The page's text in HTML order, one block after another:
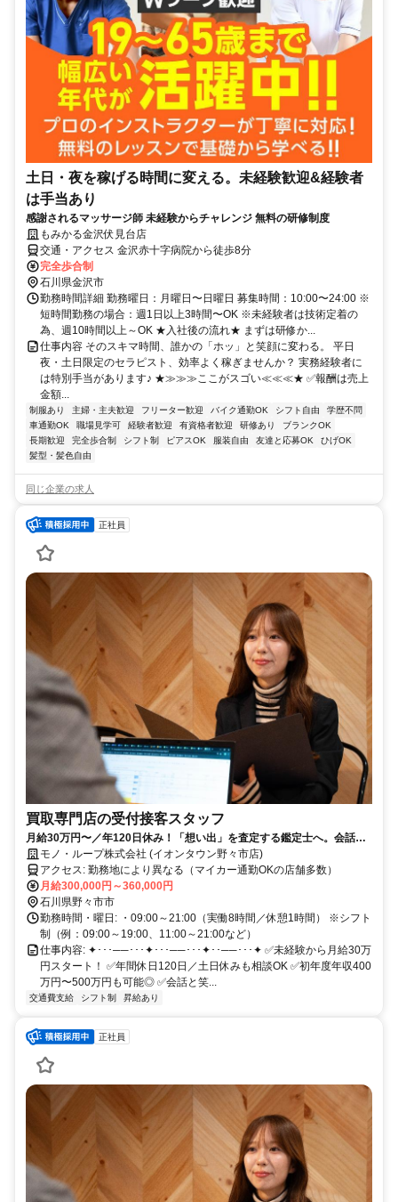
土日・夜を稼げる時間に変える。未経験歓迎&経験者
は手当あり
感謝されるマッサージ師 未経験からチャレンジ 無料の研修制度
もみかる金沢伏見台店
交通・アクセス 金沢赤十字病院から徒歩8分
完全歩合制
石川県金沢市
勤務時間詳細 勤務曜日：月曜日〜日曜日 募集時間：10:00〜24:00 ※
短時間勤務の場合：週1日以上3時間〜OK ※未経験者は技術定着の
為、週10時間以上～OK ★入社後の流れ★ まずは研修か...
仕事内容 そのスキマ時間、誰かの「ホッ」と笑顔に変わる。 平日
夜・土日限定のセラピスト、効率よく稼ぎませんか？ 実務経験者に
は特別手当があります♪ ★≫≫≫ここがスゴい≪≪≪★ ✅報酬は売上
金額...
制服あり 主婦・主夫歓迎 フリーター歓迎 バイク通勤OK シフト自由
学歴不問
車通勤OK
職場見学可 経験者歓迎 有資格者歓迎 研修あり
ブランクOK
長期歓迎
完全歩合制 シフト制 ピアスOK 服装自由 友達と応募OK
ひげOK
髪型・髪色自由
同じ企業の求人
正社員
買取専門店の受付接客スタッフ
月給30万円〜／年120日休み！「想い出」を査定する鑑定士へ。会話を
楽しみながら稼げる未経験歓迎の仕事
モノ・ループ株式会社 (イオンタウン野々市店)
アクセス: 勤務地により異なる（マイカー通勤OKの店舗多数）
月給300,000円～360,000円
石川県野々市市
勤務時間・曜日: ・09:00～21:00（実働8時間／休憩1時間） ※シフト
制（例：09:00～19:00、11:00～21:00など）
仕事内容: ✦･･･──･･･✦･･･──･･･✦･･──･･･✦ ✅未経験から月給30万
円スタート！ ✅年間休日120日／土日休みも相談OK ✅初年度年収400
万円〜500万円も可能◎ ✅会話と笑...
交通費支給 シフト制 昇給あり
正社員